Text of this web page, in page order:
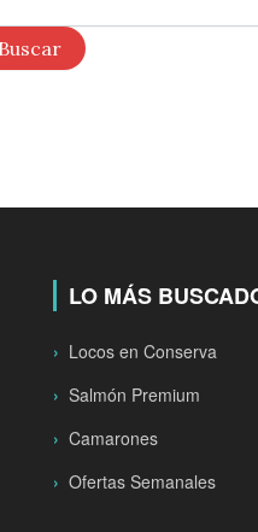
LO MÁS
Locos en Conserva
Salmón Premium
Camarones
Ofertas Semanales